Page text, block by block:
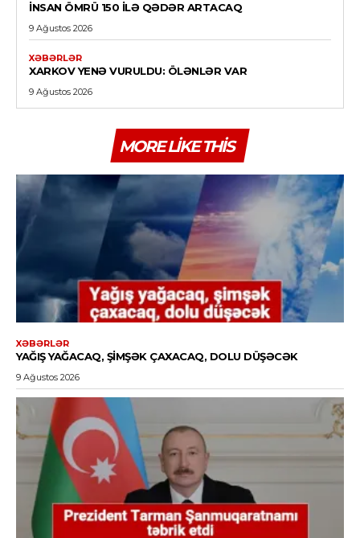
İNSAN ÖMRÜ 150 ILƏ QƏDƏR ARTACAQ
9 Ağustos 2026
XƏBƏRLƏR
XARKOV YENƏ VURULDU: ÖLƏNLƏR VAR
9 Ağustos 2026
MORE LIKE THIS
XƏBƏRLƏR
YAĞIŞ YAĞACAQ, ŞIMŞƏK ÇAXACAQ, DOLU DÜŞƏCƏK
9 Ağustos 2026